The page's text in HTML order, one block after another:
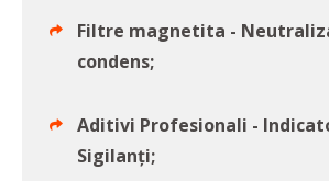
Filtre magnetita -
condens;
Aditivi Profesionali -
Sigilanți;